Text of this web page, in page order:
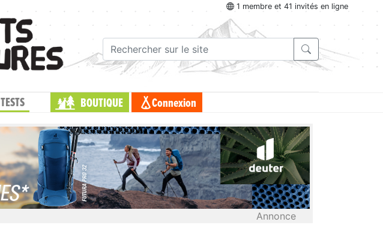
1 membre et 41 invités en ligne
TESTS BOUTIQUE Connexion
Annonce